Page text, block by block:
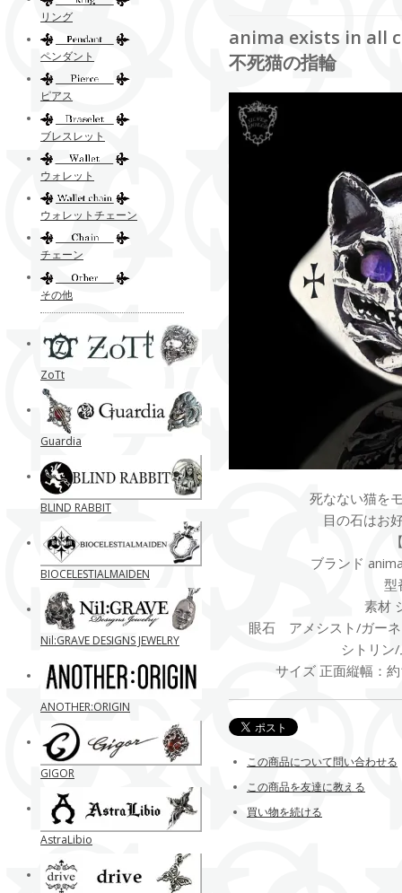
anima exists in all
不死猫の指輪
死なない猫を
目の石はお
ブランド
型
素材
眼石 アメシスト/ガーネ
シトリン
サイズ 正面縦幅：
この商品について問い合わせる
この商品を友達に教える
買い物を続ける
リング
ペンダント
ピアス
ブレスレット
ウォレット
ウォレットチェーン
チェーン
その他
ZoTt
Guardia
BLIND RABBIT
BIOCELESTIALMAIDEN
Nil:GRAVE DESIGNS JEWELRY
ANOTHER:ORIGIN
GIGOR
AstraLibio